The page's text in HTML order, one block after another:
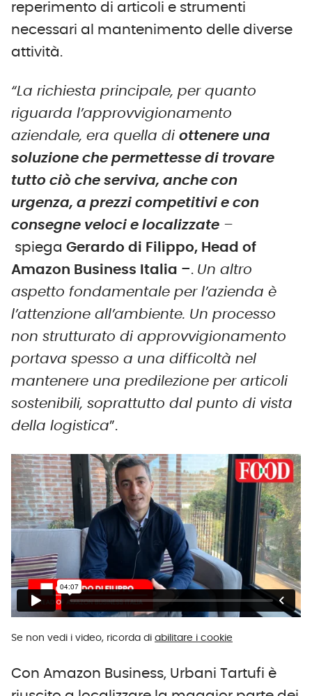
reperimento di articoli e strumenti
necessari al mantenimento delle diverse
attività.
“La richiesta principale, per quanto
riguarda l’approvvigionamento
aziendale, era quella di ottenere una
soluzione che permettesse di trovare
tutto ciò che serviva, anche con
urgenza, a prezzi competitivi e con
consegne veloci e localizzate –
spiega Gerardo di Filippo, Head of
Amazon Business Italia –. Un altro
aspetto fondamentale per l’azienda è
l’attenzione all’ambiente. Un processo
non strutturato di approvvigionamento
portava spesso a una difficoltà nel
mantenere una predilezione per articoli
sostenibili, soprattutto dal punto di vista
della logistica”.
Se non vedi i video, ricorda di abilitare i cookie
Con Amazon Business, Urbani Tartufi è